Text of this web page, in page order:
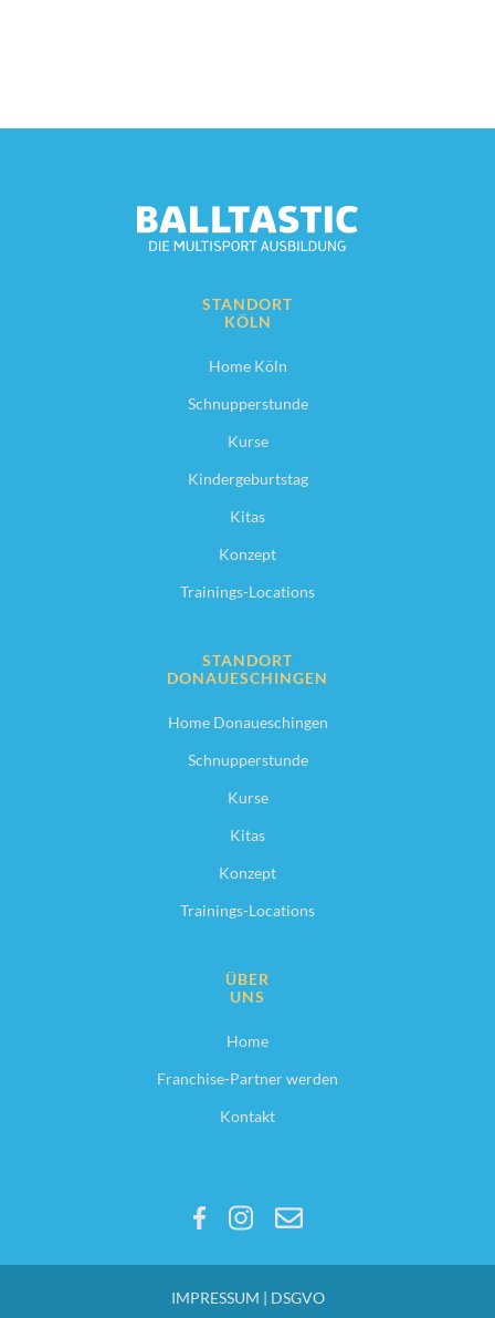
STANDORT
KÖLN
Home Köln
Schnupperstunde
Kurse
Kindergeburtstag
Kitas
Konzept
Trainings-Locations
STANDORT
DONAUESCHINGEN
Home Donaueschingen
Schnupperstunde
Kurse
Kitas
Konzept
Trainings-Locations
ÜBER
UNS
Home
Franchise-Partner werden
Kontakt
IMPRESSUM | DSGVO